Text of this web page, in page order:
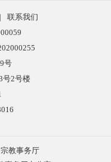
|
联系我们
号
号2号楼
教事务厅